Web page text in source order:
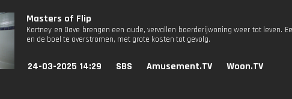
Masters of Flip
Kortney en Dave brengen een oude, vervallen boerderijwoning weer tot leven.
en de boel te overstromen, met grote kosten tot gevolg.
24-03-2025 14:29 SBS Amusement.TV Woon.TV